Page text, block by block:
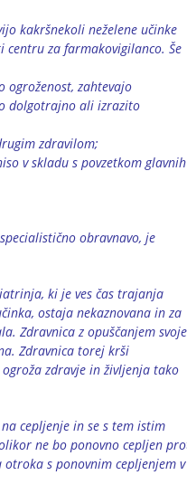
kakršnekoli neželene učinke
za farmakovigilanco. Še
ogroženost, zahtevajo
dolgotrajno ali izrazito
zdravilom;
v skladu s povzetkom glavnih
obravnavo, je
ki je ves čas trajanja
ostaja nekaznovana in za
Zdravnica z opuščanjem svoje
Zdravnica torej krši
zdravje in življenja tako
cepljenje in se s tem istim
ne bo ponovno cepljen
s ponovnim cepljenjem v